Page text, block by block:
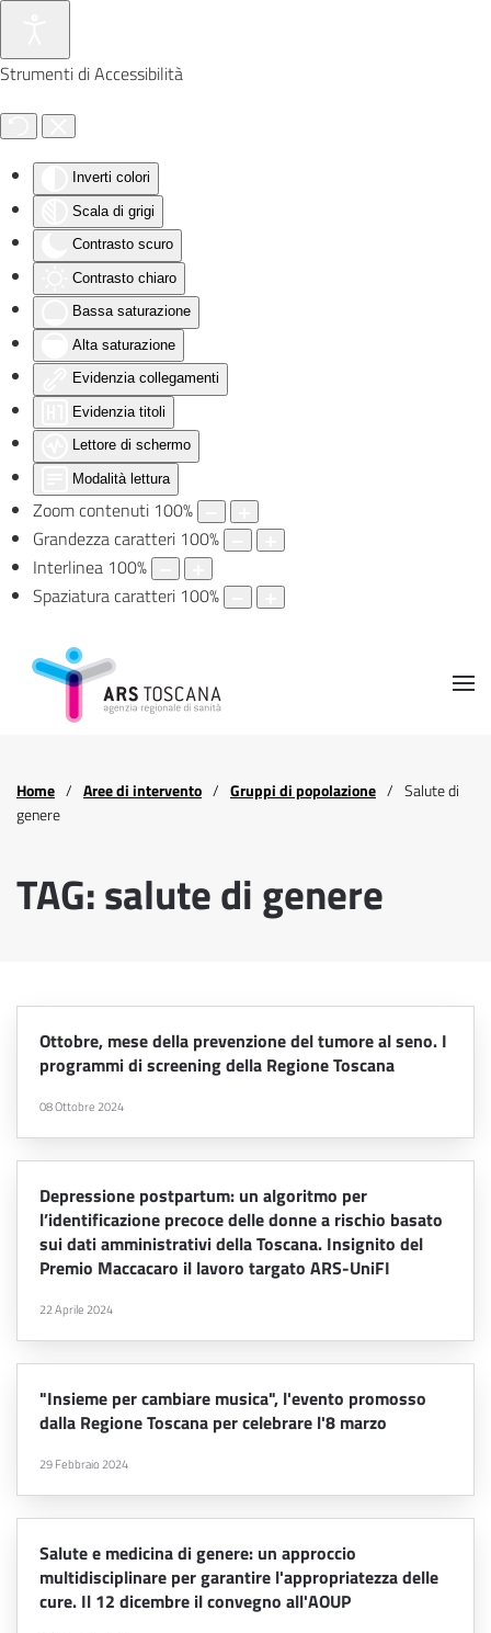
Strumenti di Accessibilità
Inverti colori
Scala di grigi
Contrasto scuro
Contrasto chiaro
Bassa saturazione
Alta saturazione
Evidenzia collegamenti
Evidenzia titoli
Lettore di schermo
Modalità lettura
Zoom contenuti 100%
Grandezza caratteri 100%
Interlinea 100%
Spaziatura caratteri 100%
Skip to main content
Home Aree di intervento Gruppi di popolazione
Salute di
genere
TAG: salute di genere
Ottobre, mese della prevenzione del tumore al seno. I
programmi di screening della Regione Toscana
08 Ottobre 2024
Depressione postpartum: un algoritmo per
l’identificazione precoce delle donne a rischio basato
sui dati amministrativi della Toscana. Insignito del
Premio Maccacaro il lavoro targato ARS-UniFI
22 Aprile 2024
"Insieme per cambiare musica", l'evento promosso
dalla Regione Toscana per celebrare l'8 marzo
29 Febbraio 2024
Salute e medicina di genere: un approccio
multidisciplinare per garantire l'appropriatezza delle
cure. Il 12 dicembre il convegno all'AOUP